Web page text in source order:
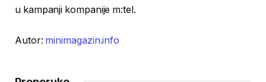
u kampanji kompanije m:tel.
Autor: minimagazin.info